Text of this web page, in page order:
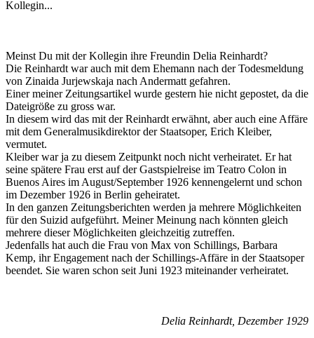
Kollegin...
Meinst Du mit der Kollegin ihre Freundin Delia Reinhardt?
Die Reinhardt war auch mit dem Ehemann nach der Todesmeldung
von Zinaida Jurjewskaja nach Andermatt gefahren.
Einer meiner Zeitungsartikel wurde gestern hie nicht gepostet, da die
Dateigröße zu gross war.
In diesem wird das mit der Reinhardt erwähnt, aber auch eine Affäre
mit dem Generalmusikdirektor der Staatsoper, Erich Kleiber,
vermutet.
Kleiber war ja zu diesem Zeitpunkt noch nicht verheiratet. Er hat
seine spätere Frau erst auf der Gastspielreise im Teatro Colon in
Buenos Aires im August/September 1926 kennengelernt und schon
im Dezember 1926 in Berlin geheiratet.
In den ganzen Zeitungsberichten werden ja mehrere Möglichkeiten
für den Suizid aufgeführt. Meiner Meinung nach könnten gleich
mehrere dieser Möglichkeiten gleichzeitig zutreffen.
Jedenfalls hat auch die Frau von Max von Schillings, Barbara
Kemp, ihr Engagement nach der Schillings-Affäre in der Staatsoper
beendet. Sie waren schon seit Juni 1923 miteinander verheiratet.
Delia Reinhardt, Dezember 1929